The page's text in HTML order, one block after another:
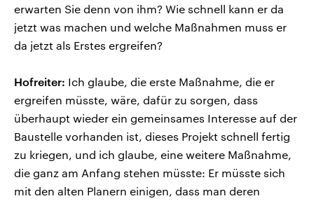
erwarten Sie denn von ihm? Wie schnell kann er da
jetzt was machen und welche Maßnahmen muss er
da jetzt als Erstes ergreifen?
Hofreiter: Ich glaube, die erste Maßnahme, die er
ergreifen müsste, wäre, dafür zu sorgen, dass
überhaupt wieder ein gemeinsames Interesse auf der
Baustelle vorhanden ist, dieses Projekt schnell fertig
zu kriegen, und ich glaube, eine weitere Maßnahme,
die ganz am Anfang stehen müsste: Er müsste sich
mit den alten Planern einigen, dass man deren